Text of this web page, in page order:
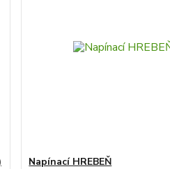
Napínací HREBEŇ